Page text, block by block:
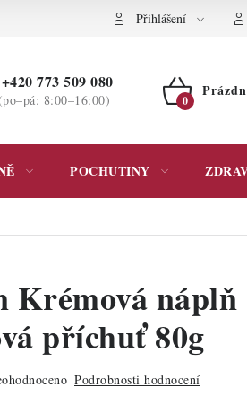
osobních údajů Přihlášení
+420 773 509 080
8:00–16:00)
NÁKUPNÍ
POCHUTINY
Krémová náplň
příchuť 80g
Podrobnosti hodnocení